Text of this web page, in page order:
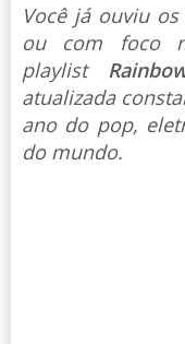
Você já ouviu
ou com foco
playlist
atualizada
ano do pop,
do mundo.